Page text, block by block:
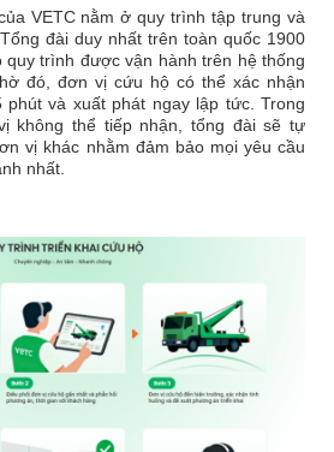
VETC nằm ở quy trình tập trung và
đài duy nhất trên toàn quốc 1900
trình được vận hành trên hệ thống
đó, đơn vị cứu hộ có thể xác nhận
phút và xuất phát ngay lập tức. Trong
không thể tiếp nhận, tổng đài sẽ tự
vị khác nhằm đảm bảo mọi yêu cầu
nhất.